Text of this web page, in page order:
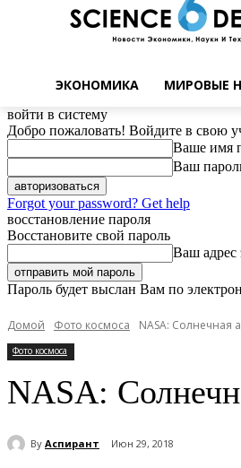
ЭКОНОМИКА МИРОВЫЕ
войти в систему
Добро пожаловать! Войдите в свою
Ваше имя
Ваш
Forgot your password? Get help
восстановление пароля
Восстановите свой пароль
Ваш адрес
Пароль будет выслан Вам по
Домой Фото космоса NASA: Солнечная
Фото космоса
NASA:
By Аспирант Июн 29, 2018